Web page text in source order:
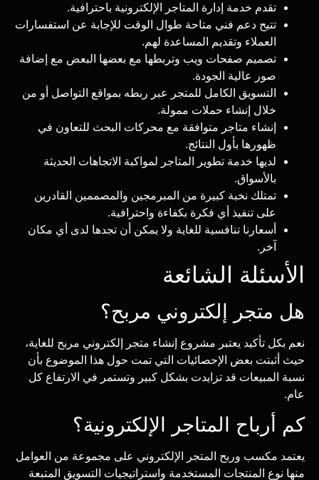
تقدم خدمة إدارة المتاجر الإلكترونية باحترافية.
تتيح دعم فني متاحة طوال الوقت للإجابة عن استفسارات
العملاء وتقديم المساعدة لهم.
تصميم صفحات ويب وتربطها مع بعضها البعض مع إضافة
صور عالية الجودة.
التسويق الكامل للمتجر عبر ربطه بمواقع التواصل أو من
خلال إنشاء حملات ممولة.
إنشاء متاجر متوافقة مع محركات البحث للتعاون في
ظهورها بأول النتائج.
لديها خدمة تطوير المتاجر لمواكبة الاتجاهات الحديثة
بالأسواق.
تمتلك نخبة كبيرة من المبرمجين والمصممين القادرين
على تنفيذ أي فكرة بكفاءة واحترافية.
أسعارنا تنافسية للغاية ولا يمكن أن تجدها لدى أي مكان
آخر.
الأسئلة الشائعة
هل متجر إلكتروني مربح؟
نعم بكل تأكيد يعتبر مشروع إنشاء متجر إلكتروني مربح للغاية،
حيث أثبتت بعض الإحصائيات التي تمت حول هذا الموضوع بأن
نسبة المبيعات قد تزايدت بشكل كبير وتستمر في الارتفاع كل
عام.
كم أرباح المتاجر الإلكترونية؟
يعتمد مكسب وربح المتجر الإلكتروني على مجموعة من العوامل
منها نوع المنتجات المستخدمة واستراتيجيات التسويق المتبعة